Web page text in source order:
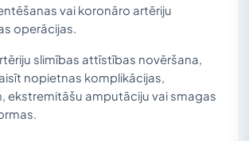
vai koronāro artēriju
operācijas.
slimības attīstības novēršana,
nopietnas komplikācijas,
ekstremitāšu amputāciju vai smagas